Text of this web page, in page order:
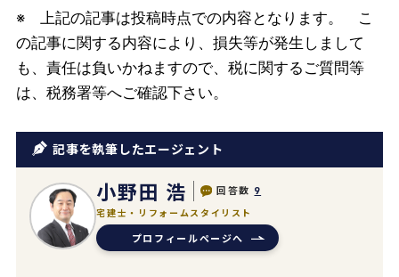
※ 上記の記事は投稿時点での内容となります。 こ
の記事に関する内容により、損失等が発生しまして
も、責任は負いかねますので、税に関するご質問等
は、税務署等へご確認下さい。
記事を執筆したエージェント
小野田 浩 回答数 9
宅建士・リフォームスタイリスト
プロフィールページへ